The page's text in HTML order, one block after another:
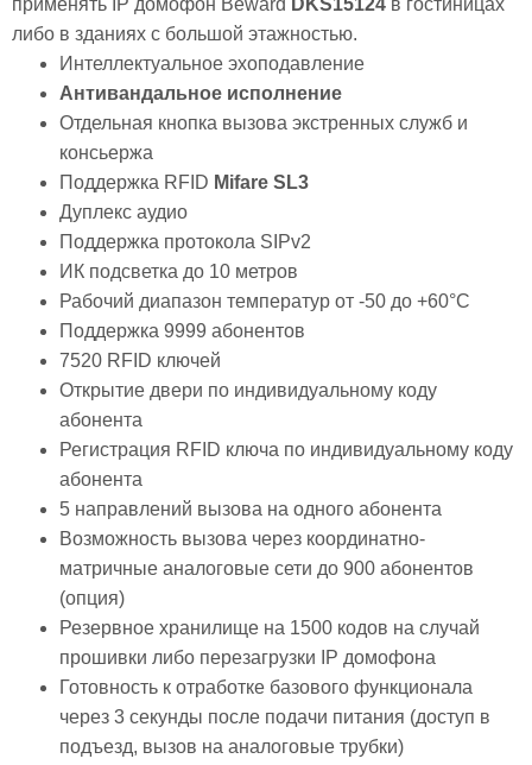
применять IP домофон Beward DKS15124 в гостиницах
либо в зданиях с большой этажностью.
Интеллектуальное эхоподавление
Антивандальное исполнение
Отдельная кнопка вызова экстренных служб и
консьержа
Поддержка RFID Mifare SL3
Дуплекс аудио
Поддержка протокола SIPv2
ИК подсветка до 10 метров
Рабочий диапазон температур от -50 до +60°С
Поддержка 9999 абонентов
7520 RFID ключей
Открытие двери по индивидуальному коду
абонента
Регистрация RFID ключа по индивидуальному коду
абонента
5 направлений вызова на одного абонента
Возможность вызова через координатно-
матричные аналоговые сети до 900 абонентов
(опция)
Резервное хранилище на 1500 кодов на случай
прошивки либо перезагрузки IP домофона
Готовность к отработке базового функционала
через 3 секунды после подачи питания (доступ в
подъезд, вызов на аналоговые трубки)